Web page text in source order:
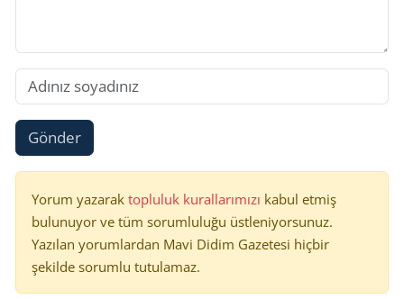
Gönder
Yorum yazarak topluluk kurallarımızı kabul etmiş
bulunuyor ve tüm sorumluluğu üstleniyorsunuz.
Yazılan yorumlardan Mavi Didim Gazetesi hiçbir
şekilde sorumlu tutulamaz.